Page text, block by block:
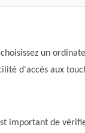
un
d'accès aux
important de